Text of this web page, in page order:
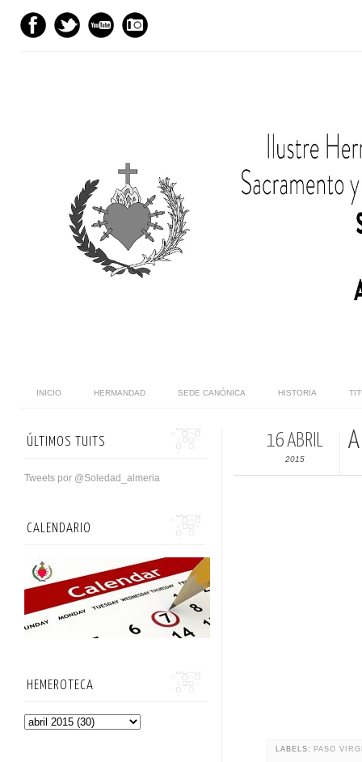
INICIO HERMANDAD SEDE CANÓNICA HISTORIA
16 ABRIL
2015
LABELS: PASO
ÚLTIMOS TUITS
Tweets por @Soledad_almeria
CALENDARIO
HEMEROTECA